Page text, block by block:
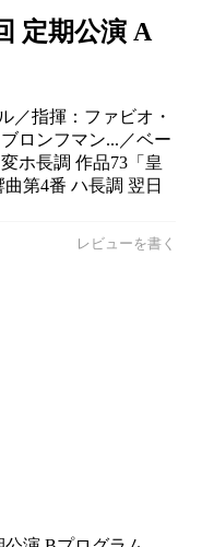
定期公演 A
／指揮：ファビオ・
ロンフマン...／ベー
ホ長調 作品73「皇
第4番 ハ長調 翌日
レビューを書く